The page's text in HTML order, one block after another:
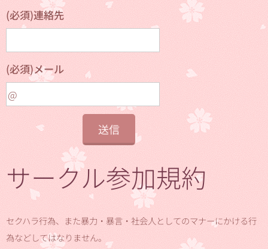
(必須)連絡先
(必須)メール
送信
サークル参加規約
セクハラ行為、また暴力・暴言・社会人としてのマナーにかける行
為などしてはなりません。